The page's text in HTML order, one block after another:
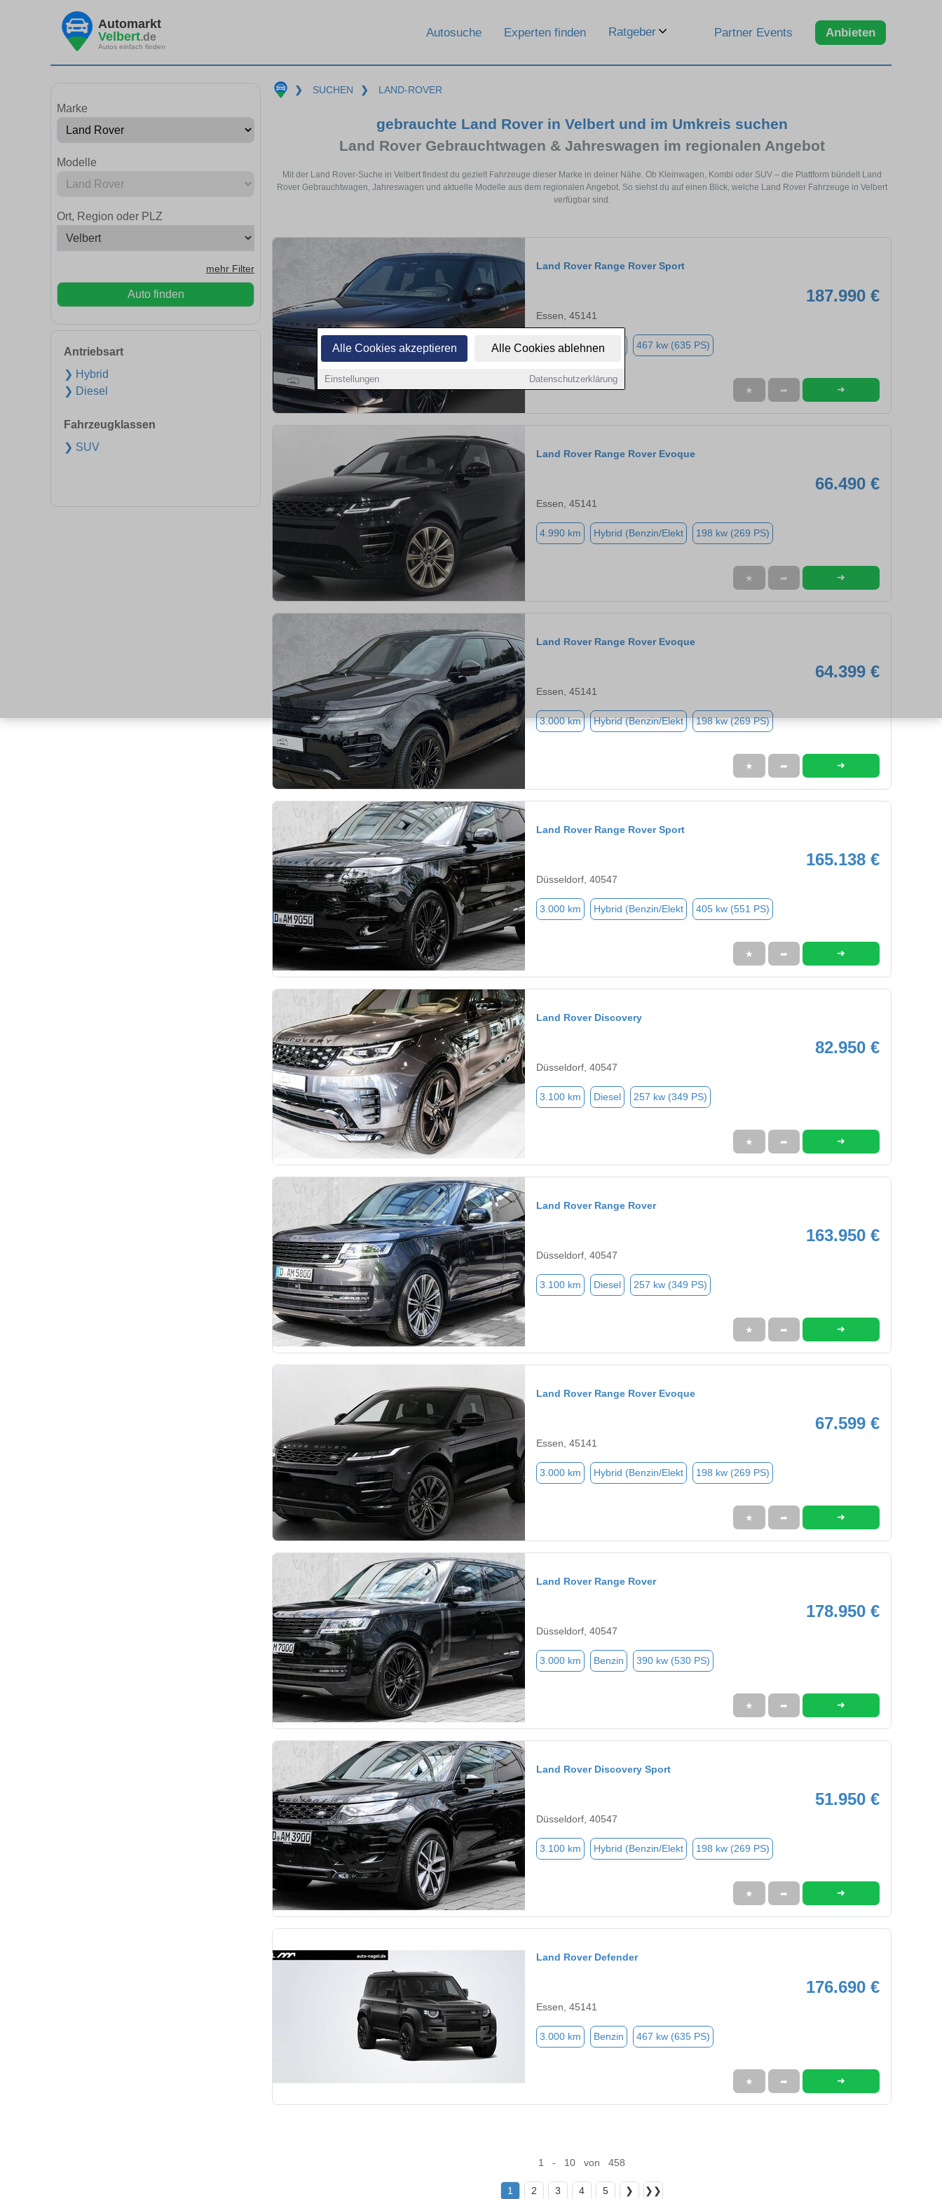
Alle Cookies akzeptieren Alle Cookies ablehnen
Einstellungen Datenschutzerklärung
Automarkt
Velbert.de
Autos einfach finden
Autosuche Experten finden Ratgeber Partner Events Anbieten
Marke
Modelle
Ort, Region oder PLZ
mehr Filter
Auto finden
Antriebsart
❯ Hybrid
❯ Diesel
Fahrzeugklassen
❯ SUV
❯ SUCHEN ❯ LAND-ROVER
gebrauchte Land Rover in Velbert und im Umkreis suchen
Land Rover Gebrauchtwagen & Jahreswagen im regionalen Angebot
Mit der Land Rover-Suche in Velbert findest du gezielt Fahrzeuge dieser Marke in deiner Nähe. Ob Kleinwagen, Kombi oder SUV – die Plattform bündelt Land
Rover Gebrauchtwagen, Jahreswagen und aktuelle Modelle aus dem regionalen Angebot. So siehst du auf einen Blick, welche Land Rover Fahrzeuge in Velbert
verfügbar sind.
Land Rover Range Rover Sport
187.990 €
Essen, 45141
3.000 km Benzin 467 kw (635 PS)
★ ➦ ➜
Land Rover Range Rover Evoque
66.490 €
Essen, 45141
4.990 km Hybrid (Benzin/Elekt 198 kw (269 PS)
★ ➦ ➜
Land Rover Range Rover Evoque
64.399 €
Essen, 45141
3.000 km Hybrid (Benzin/Elekt 198 kw (269 PS)
★ ➦ ➜
Land Rover Range Rover Sport
165.138 €
Düsseldorf, 40547
3.000 km Hybrid (Benzin/Elekt 405 kw (551 PS)
★ ➦ ➜
Land Rover Discovery
82.950 €
Düsseldorf, 40547
3.100 km Diesel 257 kw (349 PS)
★ ➦ ➜
Land Rover Range Rover
163.950 €
Düsseldorf, 40547
3.100 km Diesel 257 kw (349 PS)
★ ➦ ➜
Land Rover Range Rover Evoque
67.599 €
Essen, 45141
3.000 km Hybrid (Benzin/Elekt 198 kw (269 PS)
★ ➦ ➜
Land Rover Range Rover
178.950 €
Düsseldorf, 40547
3.000 km Benzin 390 kw (530 PS)
★ ➦ ➜
Land Rover Discovery Sport
51.950 €
Düsseldorf, 40547
3.100 km Hybrid (Benzin/Elekt 198 kw (269 PS)
★ ➦ ➜
Land Rover Defender
176.690 €
Essen, 45141
3.000 km Benzin 467 kw (635 PS)
★ ➦ ➜
1 - 10 von 458
1 2 3 4 5 ❯ ❯❯